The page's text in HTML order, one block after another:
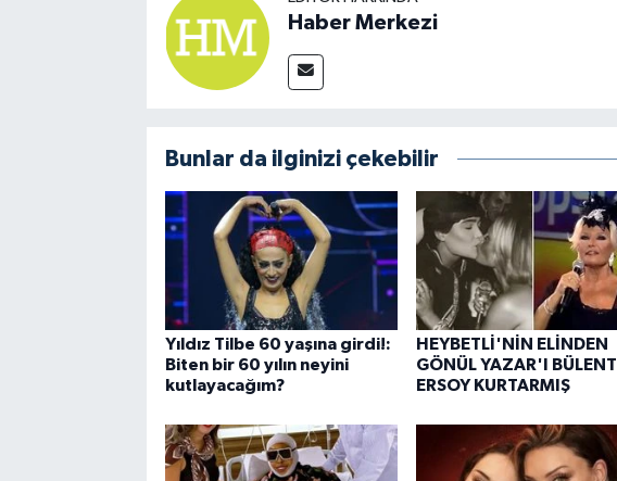
Haber Merkezi
Bunlar da ilginizi çekebilir
Yıldız Tilbe 60 yaşına girdi!:
Biten bir 60 yılın neyini
kutlayacağım?
HEYBETLİ'NİN ELİNDEN
GÖNÜL YAZAR'I BÜLENT
ERSOY KURTARMIŞ